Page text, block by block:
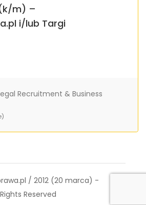
m) –
i/lub Targi
Recruitment & Business
/ 2012 (20 marca) -
Reserved